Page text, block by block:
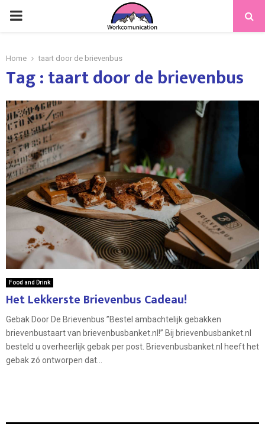
PRIMARY
Home taart door de brievenbus
Tag : taart door de brievenbus
Food and Drink
Het Lekkerste Brievenbus Cadeau!
Gebak Door De Brievenbus ”Bestel ambachtelijk gebakken
brievenbustaart van brievenbusbanket.nl!” Bij brievenbusbanket.nl
besteld u overheerlijk gebak per post. Brievenbusbanket.nl heeft het
gebak zó ontworpen dat...